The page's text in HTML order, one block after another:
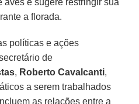
a florada.
políticas e ações
de
, Roberto Cavalcanti,
a serem trabalhados
as relações entre a